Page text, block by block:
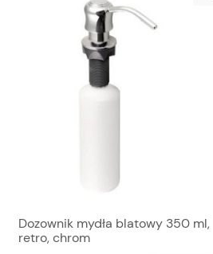
Dozownik mydła blatowy 350 ml,
retro, chrom